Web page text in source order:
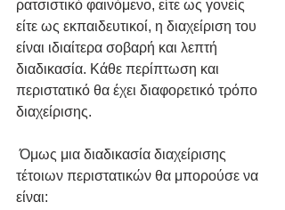
ρατσιστικό φαινόμενο, είτε ως γονείς
είτε ως εκπαιδευτικοί, η διαχείριση του
είναι ιδιαίτερα σοβαρή και λεπτή
διαδικασία. Κάθε περίπτωση και
περιστατικό θα έχει διαφορετικό τρόπο
διαχείρισης.
Όμως μια διαδικασία διαχείρισης
τέτοιων περιστατικών θα μπορούσε να
είναι: